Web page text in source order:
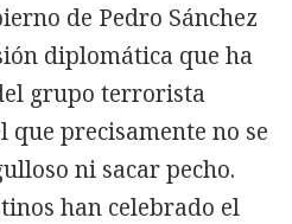
de Pedro Sánchez
diplomática que ha
grupo terrorista
que precisamente no se
ni sacar pecho.
han celebrado el